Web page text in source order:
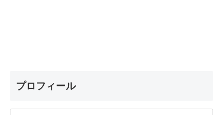
プロフィール